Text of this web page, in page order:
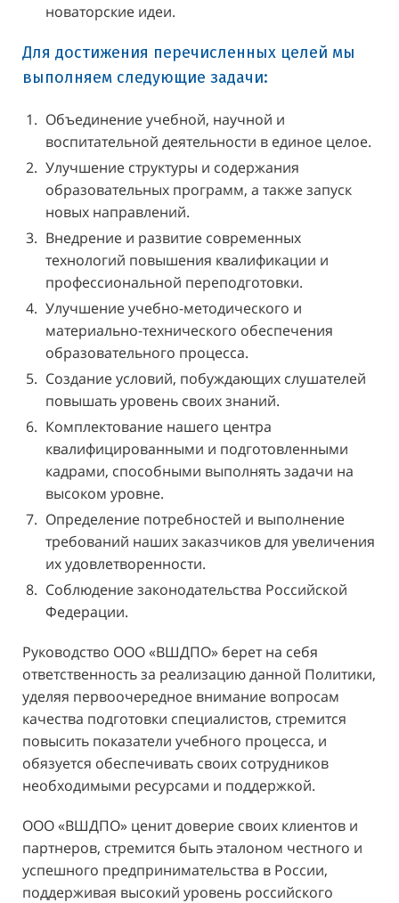
новаторские идеи.
Для достижения перечисленных целей мы
выполняем следующие задачи:
Объединение учебной, научной и
воспитательной деятельности в единое целое.
Улучшение структуры и содержания
образовательных программ, а также запуск
новых направлений.
Внедрение и развитие современных
технологий повышения квалификации и
профессиональной переподготовки.
Улучшение учебно-методического и
материально-технического обеспечения
образовательного процесса.
Создание условий, побуждающих слушателей
повышать уровень своих знаний.
Комплектование нашего центра
квалифицированными и подготовленными
кадрами, способными выполнять задачи на
высоком уровне.
Определение потребностей и выполнение
требований наших заказчиков для увеличения
их удовлетворенности.
Соблюдение законодательства Российской
Федерации.
Руководство ООО «ВШДПО» берет на себя
ответственность за реализацию данной Политики,
уделяя первоочередное внимание вопросам
качества подготовки специалистов, стремится
повысить показатели учебного процесса, и
обязуется обеспечивать своих сотрудников
необходимыми ресурсами и поддержкой.
ООО «ВШДПО» ценит доверие своих клиентов и
партнеров, стремится быть эталоном честного и
успешного предпринимательства в России,
поддерживая высокий уровень российского